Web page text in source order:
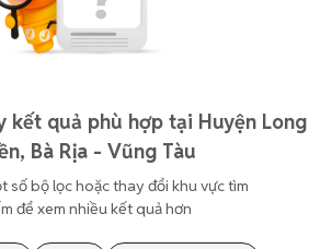
kết quả phù hợp tại Huyện Long
Bà Rịa - Vũng Tàu
số bộ lọc hoặc thay đổi khu vực tìm
để xem nhiều kết quả hơn